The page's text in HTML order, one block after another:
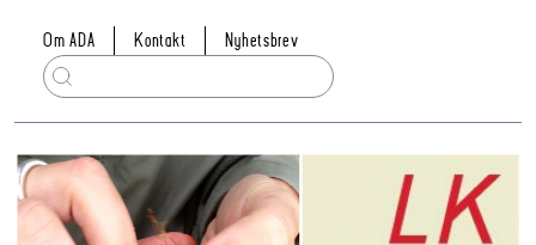
Om ADA Kontakt Nyhetsbrev